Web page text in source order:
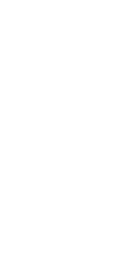
подошвой).
еще и…